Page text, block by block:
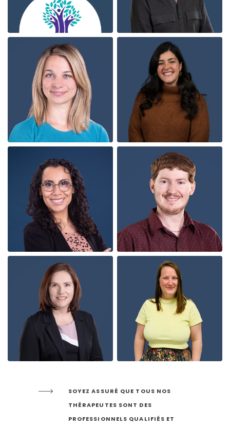
SOYEZ ASSURÉ QUE TOUS NOS
THÉRAPEUTES SONT DES
PROFESSIONNELS QUALIFIÉS ET